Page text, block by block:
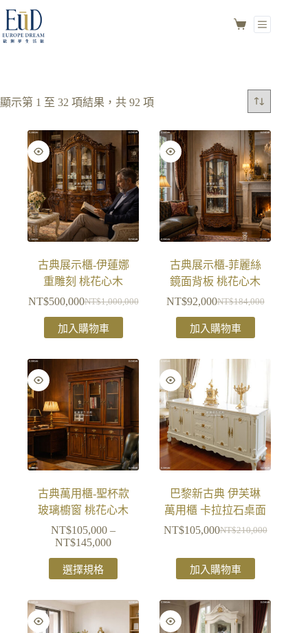
顯示第 1 至 32 項結果，共 92 項
古典展示櫃-伊蓮娜
重雕刻 桃花心木
NT$1,000,000
NT$500,000
加入購物車
古典展示櫃-菲麗絲
鏡面背板 桃花心木
NT$184,000
NT$92,000
加入購物車
古典萬用櫃-聖杯款
玻璃櫥窗 桃花心木
NT$105,000 –
NT$145,000
選擇規格
巴黎新古典 伊芙琳
萬用櫃 卡拉拉石桌面
NT$210,000
NT$105,000
加入購物車